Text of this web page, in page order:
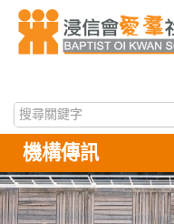
機構傳訊